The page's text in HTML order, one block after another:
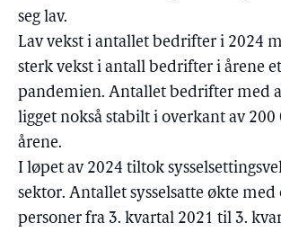
seg lav.
Lav vekst i antallet bedrifter i 2024
sterk vekst i antall bedrifter i årene
pandemien. Antallet bedrifter med
ligget nokså stabilt i overkant av 200
årene.
I løpet av 2024 tiltok
sektor. Antallet sysselsatte økte med
personer fra 3. kvartal 2021 til 3.